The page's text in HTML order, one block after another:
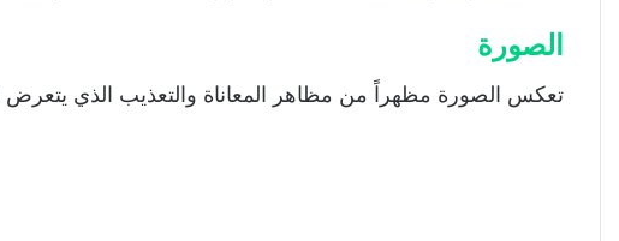
القراءة التركيبية
الصورة
تعكس الصورة مظهراً من مظاهر المعاناة والتعذيب الذي